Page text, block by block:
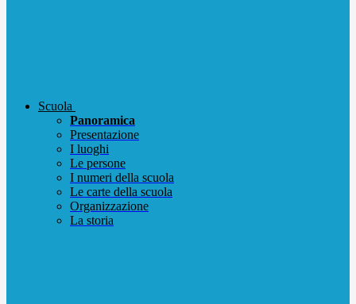
Scuola
Panoramica
Presentazione
I luoghi
Le persone
I numeri della scuola
Le carte della scuola
Organizzazione
La storia